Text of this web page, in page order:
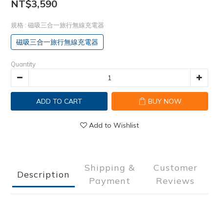
NT$3,590
規格 : 磁吸三合一旅行無線充電器
磁吸三合一旅行無線充電器
Quantity
ADD TO CART BUY NOW
Add to Wishlist
Description
Shipping &
Payment
Customer
Reviews